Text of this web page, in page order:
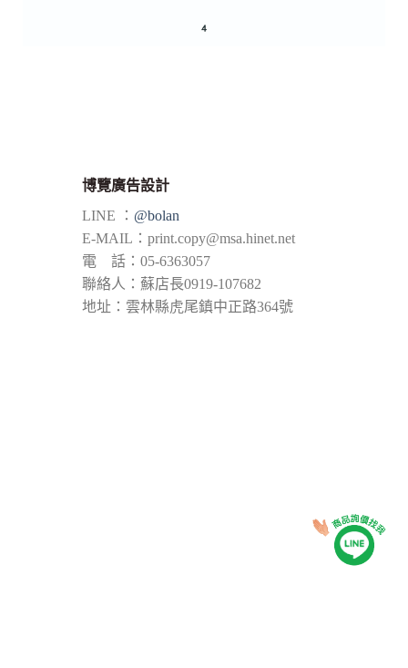
博覽廣告設計
LINE ： @bolan
E-MAIL： print.copy@msa.hinet.net
電 話：05-6363057
聯絡人：蘇店長0919-107682
地址：雲林縣虎尾鎮中正路364號